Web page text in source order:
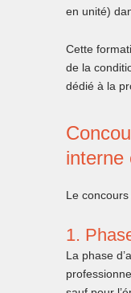
en unité)
Cette
de la
dédié à la
interne
Le
1.
La phase